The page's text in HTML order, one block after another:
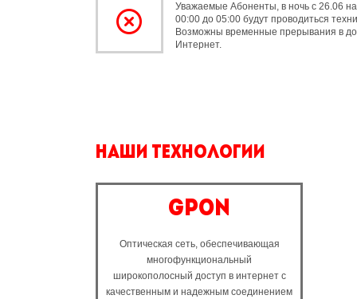
Уважаемые Абоненты, в ночь с 26.06
00:00 до 05:00 будут проводиться
Возможны временные прерывания в
Интернет.
наши технологии
gpon
Оптическая сеть, обеспечивающая
многофункциональный
широкополосный доступ в интернет с
качественным и надежным соединением